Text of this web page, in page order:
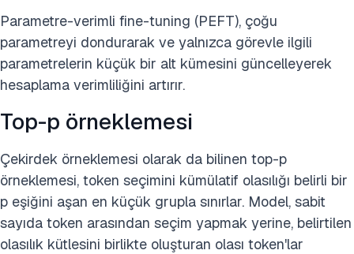
Parametre-verimli fine-tuning (PEFT), çoğu
parametreyi dondurarak ve yalnızca görevle ilgili
parametrelerin küçük bir alt kümesini güncelleyerek
hesaplama verimliliğini artırır.
Top-p örneklemesi
Çekirdek örneklemesi olarak da bilinen top-p
örneklemesi, token seçimini kümülatif olasılığı belirli bir
p eşiğini aşan en küçük grupla sınırlar. Model, sabit
sayıda token arasından seçim yapmak yerine, belirtilen
olasılık kütlesini birlikte oluşturan olası token'lar